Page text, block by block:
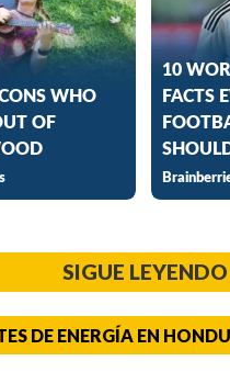
SIGUE LEYENDO
DE ENERGÍA EN